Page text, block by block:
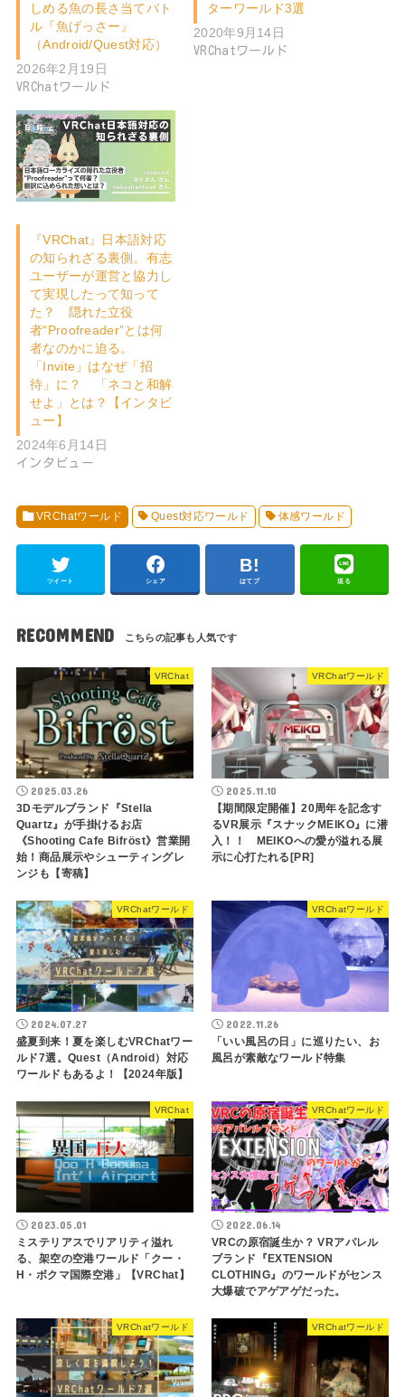
しめる魚の長さ当てバト
ル『魚げっさー』
（Android/Quest対応）
2026年2月19日
VRChatワールド
ターワールド3選
2020年9月14日
VRChatワールド
『VRChat』日本語対応
の知られざる裏側。有志
ユーザーが運営と協力し
て実現したって知って
た？ 隠れた立役
者“Proofreader”とは何
者なのかに迫る。
「Invite」はなぜ「招
待」に？ 「ネコと和解
せよ」とは？【インタビ
ュー】
2024年6月14日
インタビュー
VRChatワールド Quest対応ワールド 体感ワールド
ツイート シェア はてブ 送る
RECOMMEND
VRChat
2025.03.26
3Dモデルブランド『Stella
Quartz』が手掛けるお店
《Shooting Cafe Bifröst》営業開
始！商品展示やシューティングレ
ンジも【寄稿】
VRChatワールド
2025.11.10
【期間限定開催】20周年を記念す
るVR展示『スナックMEIKO』に潜
入！！ MEIKOへの愛が溢れる展
示に心打たれる[PR]
VRChatワールド
2024.07.27
盛夏到来！夏を楽しむVRChatワー
ルド7選。Quest（Android）対応
ワールドもあるよ！【2024年版】
VRChatワールド
2022.11.26
「いい風呂の日」に巡りたい、お
風呂が素敵なワールド特集
VRChat
2023.05.01
ミステリアスでリアリティ溢れ
る、架空の空港ワールド「クー・
H・ボクマ国際空港」【VRChat】
VRChatワールド
2022.06.14
VRCの原宿誕生か？ VRアパレル
ブランド『EXTENSION
CLOTHING』のワールドがセンス
大爆破でアゲアゲだった。
VRChatワールド VRChatワールド